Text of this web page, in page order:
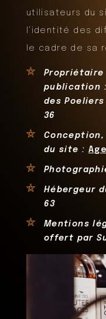
utilisateurs du
l’identité des
le cadre de sa
Propriétaire
publication
des Poeliers
36
du site :
Hébergeur
63
Mentions
offert par